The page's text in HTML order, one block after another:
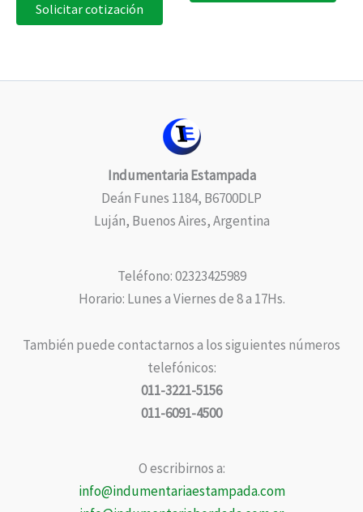
Solicitar cotización
Indumentaria Estampada
Deán Funes 1184, B6700DLP
Luján, Buenos Aires, Argentina
Teléfono: 02323425989
Horario: Lunes a Viernes de 8 a 17Hs.
También puede contactarnos a los siguientes números
telefónicos:
011-3221-5156
011-6091-4500
O escribirnos a:
info@indumentariaestampada.com